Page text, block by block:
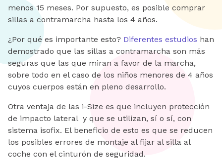
menos 15 meses. Por supuesto, es posible comprar
sillas a contramarcha hasta los 4 años.
¿Por qué es importante esto? Diferentes estudios han
demostrado que las sillas a contramarcha son más
seguras que las que miran a favor de la marcha,
sobre todo en el caso de los niños menores de 4 años
cuyos cuerpos están en pleno desarrollo.
Otra ventaja de las i-Size es que incluyen protección
de impacto lateral y que se utilizan, sí o sí, con
sistema isofix. El beneficio de esto es que se reducen
los posibles errores de montaje al fijar al silla al
coche con el cinturón de seguridad.